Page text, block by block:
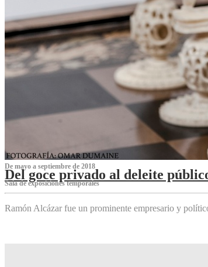
De mayo a septiembre de 2018
Del goce privado al deleite
Sala de exposiciones temporales
Ramón Alcázar fue un prominente empresario y